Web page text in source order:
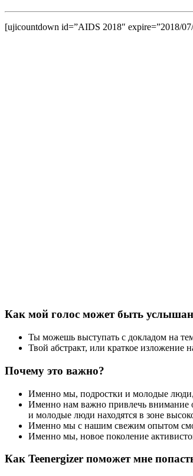
[ujicountdown id=”AIDS 2018″ expire=”2018/
Как мой голос может быть
Ты можешь выступать с докладом на
Твой абстракт, или краткое изложение
Почему это важно?
Именно мы, подростки и молодые
Именно нам важно привлечь внимание
и молодые люди находятся в зоне
Именно мы с нашим свежим опытом
Именно мы, новое поколение
Как Teenergizer поможет мне